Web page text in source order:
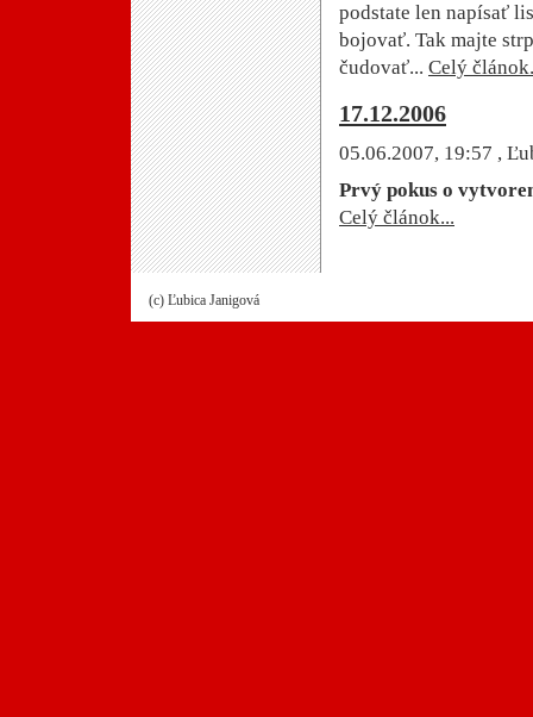
podstate len napísať
bojovať. Tak majte
čudovať... Celý
17.12.2006
05.06.2007, 19:57 ,
Prvý pokus o
Celý článok...
(c) Ľubica Janigová